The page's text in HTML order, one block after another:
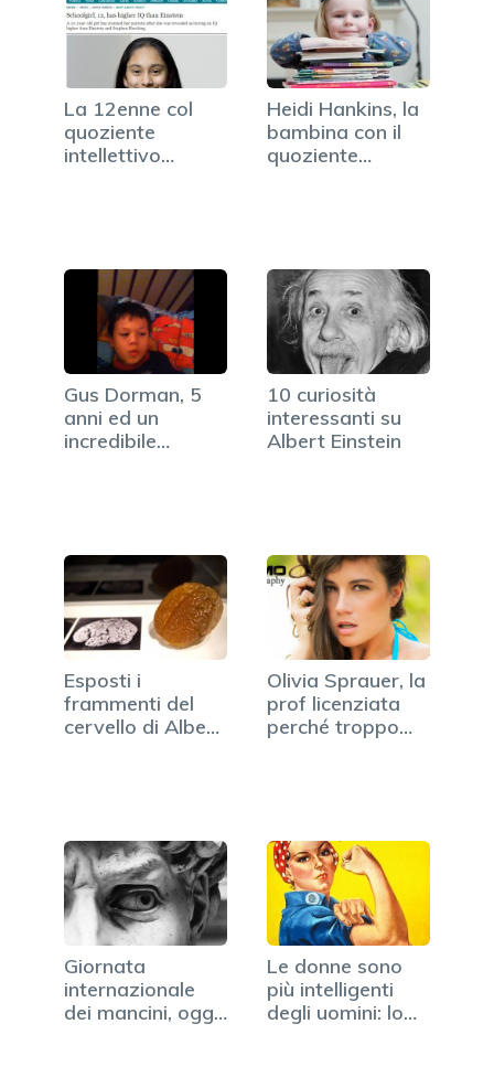
La 12enne col
quoziente
intellettivo
Heidi Hankins, la
bambina con il
quoziente…
Gus Dorman, 5
anni ed un
incredibile
10 curiosità
interessanti su
Albert Einstein
Esposti i
frammenti del
cervello di Albert
Olivia Sprauer, la
prof licenziata
perché troppo
Giornata
internazionale
dei mancini, oggi
Le donne sono
più intelligenti
degli uomini: lo…